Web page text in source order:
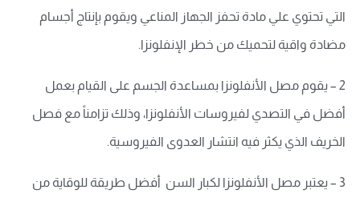
التي تحتوي علي مادة تحفز الجهاز المناعي ويقوم بإنتاج أجسام
مضادة واقية لتحميك من خطر الإنفلونزا.
2 – يقوم مصل الأنفلونزا بمساعدة الجسم على القيام بعمل
أفضل في التصدي لفيروسات الأنفلونزا، وذلك تزامناً مع فصل
الخريف الذي يكثر فيه انتشار العدوى الفيروسية.
3 – يعتبر مصل الأنفلونزا لكبار السن أفضل طريقة للوقاية من